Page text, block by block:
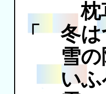
枕草
「 冬は
雪の
いふ